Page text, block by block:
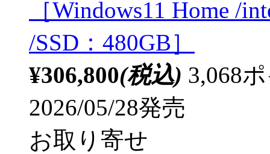
［Windows11 Home /
/SSD：480GB］
¥306,800(税込) 3,068
2026/05/28発売
お取り寄せ